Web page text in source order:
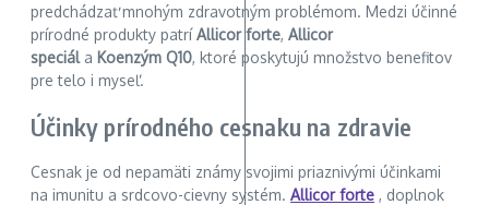
predchádzať mnohým zdravotným problémom. Medzi účinné
prírodné produkty patríAllicor forte, Allicor
speciála Koenzým Q10, ktoré poskytujú množstvo benefitov
pre telo i myseľ.
Účinky prírodného cesnaku na zdravie
Cesnak je od nepamäti známy svojimi priaznivými účinkami
na imunitu a srdcovo-cievny systém. Allicor forte , doplnok